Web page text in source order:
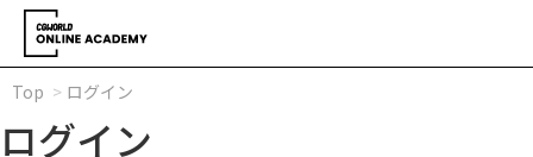
Top ログイン
ログイン